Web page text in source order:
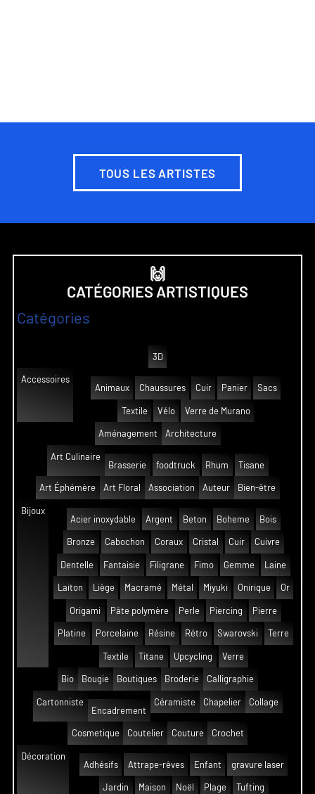
TOUS LES ARTISTES
🙌
CATÉGORIES ARTISTIQUES
Catégories
3D
Accessoires
Animaux
Chaussures Cuir Panier Sacs
Textile Vélo Verre de Murano
Aménagement Architecture
Art Culinaire
Brasserie
foodtruck Rhum Tisane
Art Éphémère Art Floral Association Auteur Bien-être
Bijoux
Acier inoxydable
Argent Beton Boheme Bois
Bronze Cabochon Coraux Cristal Cuir Cuivre
Dentelle Fantaisie Filigrane Fimo Gemme Laine
Laiton Liège Macramé Métal Miyuki Onirique Or
Origami Pâte polymère Perle Piercing Pierre
Platine Porcelaine Résine Rétro Swarovski Terre
Textile Titane Upcycling Verre
Bio Bougie Boutiques Broderie Calligraphie
Cartonniste
Encadrement
Céramiste Chapelier Collage
Cosmetique Coutelier Couture Crochet
Décoration
Adhésifs
Attrape-rêves Enfant gravure laser
Jardin Maison Noël Plage Tufting